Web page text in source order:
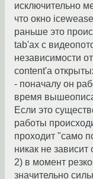
исключительно
что окно
раньше это
tab'ах с
независимости
content'а
- поначалу он
время
Если это
работы
проходит "само
никак не
2) в момент
значительно